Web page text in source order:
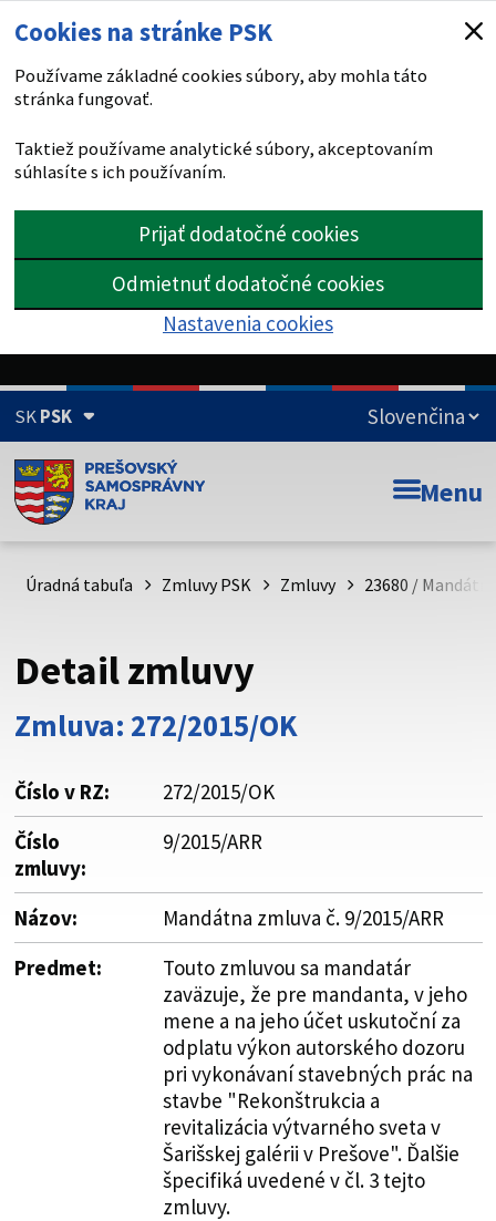
Cookies na stránke PSK
Používame základné cookies súbory, aby mohla táto
stránka fungovať.
Taktiež používame analytické súbory, akceptovaním
súhlasíte s ich používaním.
Prijať dodatočné cookies
Odmietnuť dodatočné cookies
Nastavenia cookies
SKPSK
Doména psk.sk je oficiálna
Toto je oficiálna webová stránka Prešovského
psk.sk.
Buďte pozorní a vždy sa uistite, že zdieľate informácie iba
cez zabezpečenú webovú stránku. Zabezpečená stránka
vždy začína https:// pred názvom domény webového sídla.
Menu
Úradná tabuľa Zmluvy PSK Zmluvy 23680 /
Detail zmluvy
Zmluva: 272/2015/OK
Číslo v RZ:
272/2015/OK
Číslo
zmluvy:
9/2015/ARR
Názov:
Mandátna zmluva č. 9/2015/ARR
Predmet:
Touto zmluvou sa mandatár
zaväzuje, že pre mandanta, v jeho
mene a na jeho účet uskutoční za
odplatu výkon autorského dozoru
pri vykonávaní stavebných prác na
stavbe "Rekonštrukcia a
revitalizácia výtvarného sveta v
Šarišskej galérii v Prešove". Ďalšie
špecifiká uvedené v čl. 3 tejto
zmluvy.